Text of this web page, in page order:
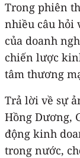
Trong phiên
nhiều câu hỏi
của doanh
chiến lược
tâm thương
Trả lời về sự
Hồng Dương,
động kinh
trong nước,